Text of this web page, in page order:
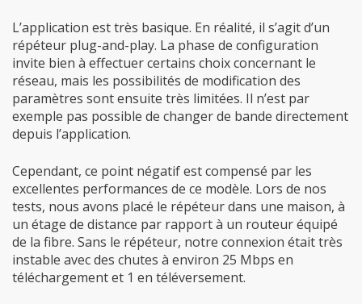
L’application est très basique. En réalité, il s’agit d’un
répéteur plug-and-play. La phase de configuration
invite bien à effectuer certains choix concernant le
réseau, mais les possibilités de modification des
paramètres sont ensuite très limitées. Il n’est par
exemple pas possible de changer de bande directement
depuis l’application.
Cependant, ce point négatif est compensé par les
excellentes performances de ce modèle. Lors de nos
tests, nous avons placé le répéteur dans une maison, à
un étage de distance par rapport à un routeur équipé
de la fibre. Sans le répéteur, notre connexion était très
instable avec des chutes à environ 25 Mbps en
téléchargement et 1 en téléversement.